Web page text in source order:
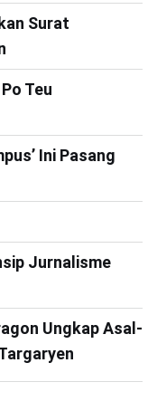
Surat
Teu
Ini Pasang
Jurnalisme
Ungkap Asal-